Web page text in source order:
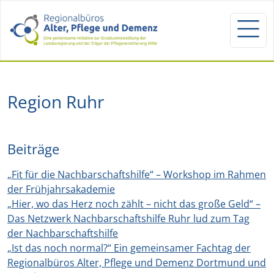
Region Ruhr
Beiträge
„Fit für die Nachbarschaftshilfe“ – Workshop im Rahmen
der Frühjahrsakademie
„Hier, wo das Herz noch zählt – nicht das große Geld“ –
Das Netzwerk Nachbarschaftshilfe Ruhr lud zum Tag
der Nachbarschaftshilfe
„Ist das noch normal?“ Ein gemeinsamer Fachtag der
Regionalbüros Alter, Pflege und Demenz Dortmund und